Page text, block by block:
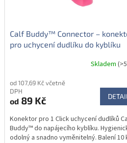
Calf Buddy™ Connector –
pro uchycení dudlíku do kyblíku
Skladem
od 107,69 Kč včetně
DPH
od 89 Kč DETAIL
Konektor pro 1 Click uchycení dudlíků
Buddy™ do napájecího kyblíku.
odolný a snadno vyměnitelný. Balení 10